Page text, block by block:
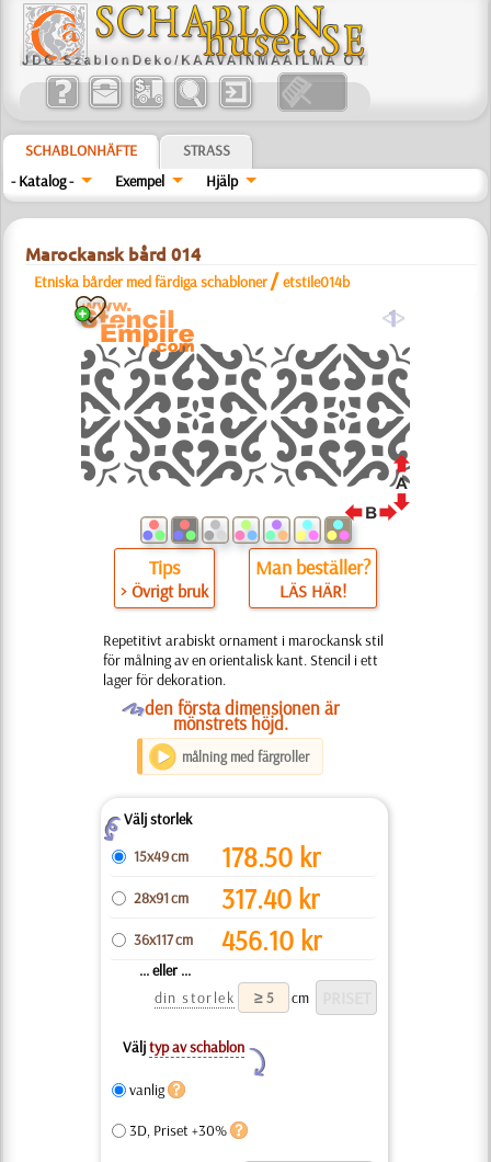
SCHABLONHÄFTE
STRASS
- Katalog -
Exempel Hjälp
Marockansk bård 014
Etniska bårder med färdiga schabloner /etstile014b
a
Tips
> Övrigt bruk
Man beställer?
LÄS HÄR!
Repetitivt arabiskt ornament i marockansk stil
för målning av en orientalisk kant. Stencil i ett
lager för dekoration.
Oden första dimensionen är
mönstrets höjd.
målning med färgroller
ZVälj storlek
15x49 cm
178.50 kr
28x91 cm 317.40 kr
36x117 cm 456.10 kr
... eller ...
din storlek
cm
Väljtyp av schablon
Y
vanlig
3D, Priset +30%